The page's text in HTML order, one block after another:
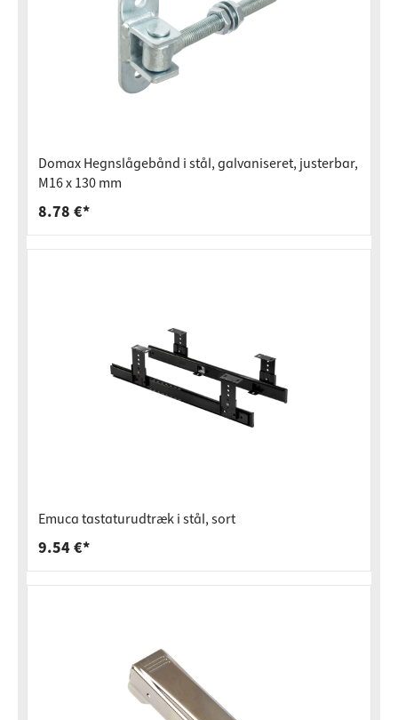
Domax Hegnslågebånd i stål, galvaniseret, justerbar,
M16 x 130 mm
8.78 €*
Emuca tastaturudtræk i stål, sort
9.54 €*